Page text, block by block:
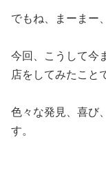
でもね、まーまー
今回、こうして今
店をしてみたこと
色々な発見、喜び
す。